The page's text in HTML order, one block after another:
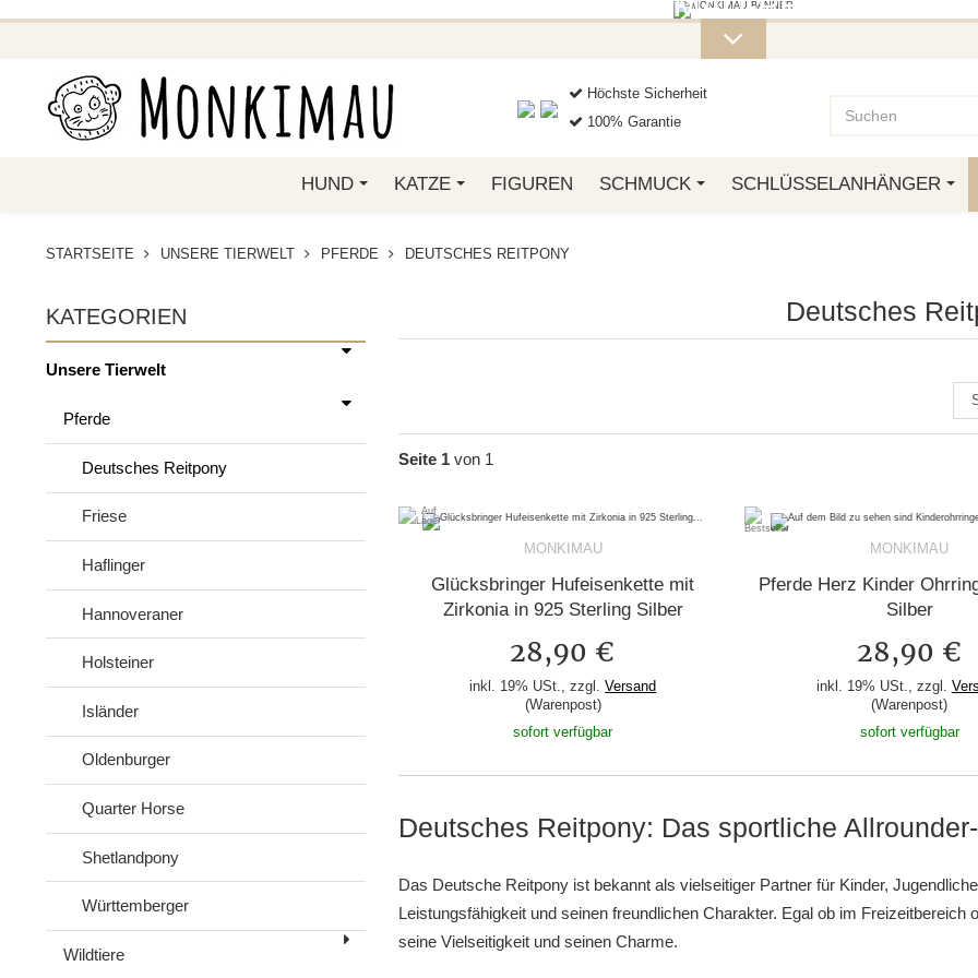
OTTO.
Höchste Sicherheit
100% Garantie
HUND KATZE FIGUREN SCHMUCK SCHLÜSSELANHÄNGER
STARTSEITE UNSERE TIERWELT PFERDE DEUTSCHES REITPONY
Deutsches
Seite 1von 1
MONKIMAU
Glücksbringer Hufeisenkette mit
Zirkonia in 925 Sterling Silber
28,90 €
inkl. 19% USt., zzgl.Versand
(Warenpost)
sofort verfügbar
MONKIMAU
Pferde Herz Kinder
Silber
28,90 €
inkl. 19% USt., zzgl.
(Warenpost)
sofort verfügbar
Deutsches Reitpony: Das sportliche
Das Deutsche Reitpony ist bekannt als vielseitiger Partner für Kinder,
Leistungsfähigkeit und seinen freundlichen Charakter. Egal ob im
seine Vielseitigkeit und seinen Charme.
KATEGORIEN
Unsere Tierwelt
Pferde
Deutsches Reitpony
Friese
Haflinger
Hannoveraner
Holsteiner
Isländer
Oldenburger
Quarter Horse
Shetlandpony
Württemberger
Wildtiere